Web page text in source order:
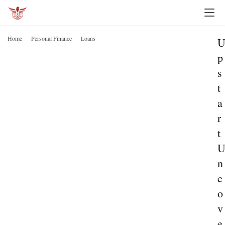
Home Personal Finance Loans
U
p
s
t
a
r
t
U
n
c
o
v